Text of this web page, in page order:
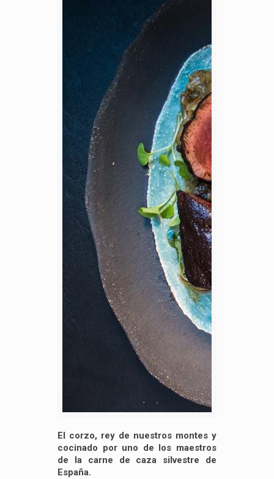
El corzo, rey de nuestros montes y
cocinado por uno de los maestros
de la carne de caza silvestre de
España.